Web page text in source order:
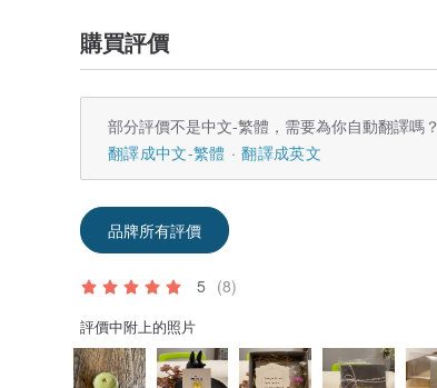
購買評價
部分評價不是中文-繁體，需要為你自動翻譯嗎？
翻譯成中文-繁體
翻譯成英文
品牌所有評價
5 (8)
評價中附上的照片